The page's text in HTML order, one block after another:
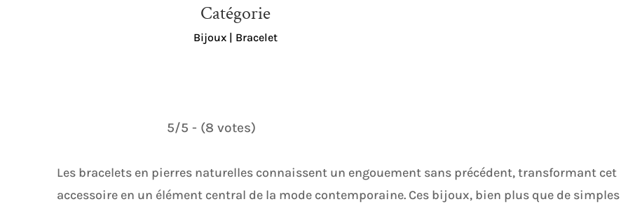
Catégorie
Bijoux | Bracelet
5/5 - (8 votes)
Les bracelets en pierres naturelles connaissent un engouement sans précédent, transformant cet
accessoire en un élément central de la mode contemporaine. Ces bijoux, bien plus que de simples